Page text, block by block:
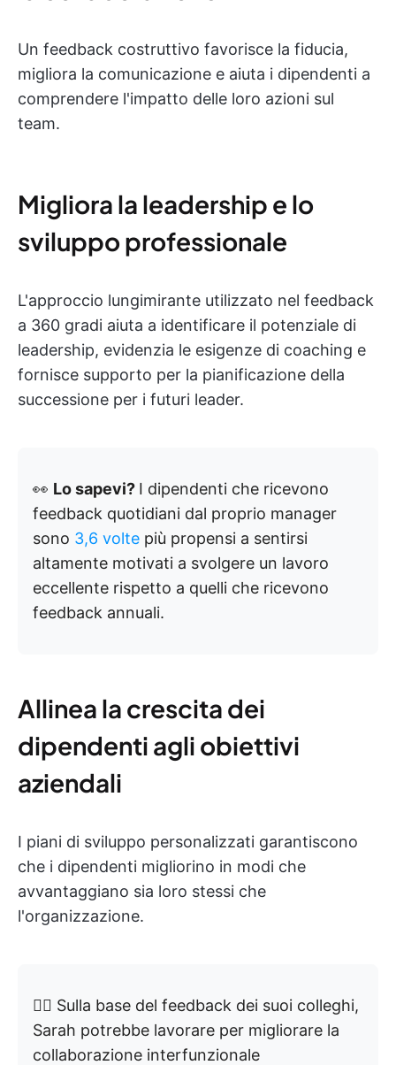
Un feedback costruttivo favorisce la fiducia,
migliora la comunicazione e aiuta i dipendenti a
comprendere l'impatto delle loro azioni sul
team.
Migliora la leadership e lo
sviluppo professionale
L'approccio lungimirante utilizzato nel feedback
a 360 gradi aiuta a identificare il potenziale di
leadership, evidenzia le esigenze di coaching e
fornisce supporto per la pianificazione della
successione per i futuri leader.
👀 Lo sapevi? I dipendenti che ricevono
feedback quotidiani dal proprio manager
sono 3,6 volte più propensi a sentirsi
altamente motivati a svolgere un lavoro
eccellente rispetto a quelli che ricevono
feedback annuali.
Allinea la crescita dei
dipendenti agli obiettivi
aziendali
I piani di sviluppo personalizzati garantiscono
che i dipendenti migliorino in modi che
avvantaggiano sia loro stessi che
l'organizzazione.
👉🏼 Sulla base del feedback dei suoi colleghi,
Sarah potrebbe lavorare per migliorare la
collaborazione interfunzionale